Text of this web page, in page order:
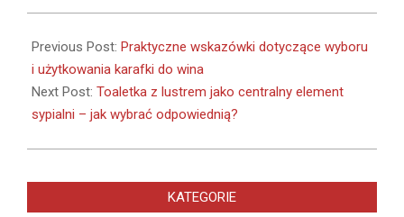
09-
25
Previous Post: Praktyczne wskazówki dotyczące wyboru
i użytkowania karafki do wina
Next Post: Toaletka z lustrem jako centralny element
sypialni – jak wybrać odpowiednią?
KATEGORIE